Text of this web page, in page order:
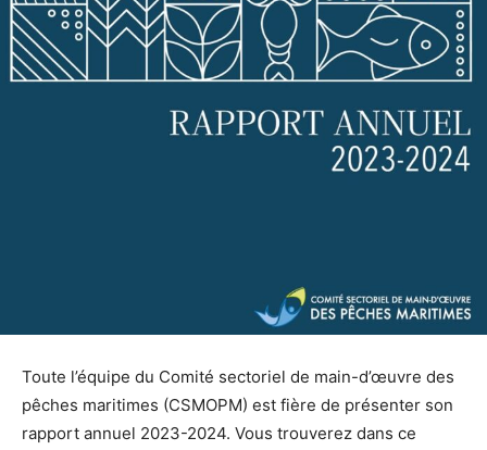
Toute l’équipe du Comité sectoriel de main-d’œuvre des
pêches maritimes (CSMOPM) est fière de présenter son
rapport annuel 2023-2024. Vous trouverez dans ce